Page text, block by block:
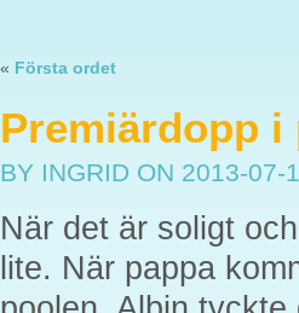
« Första ordet
Premiärdopp i
BY INGRID ON 2013-07-
När det är soligt
lite. När pappa